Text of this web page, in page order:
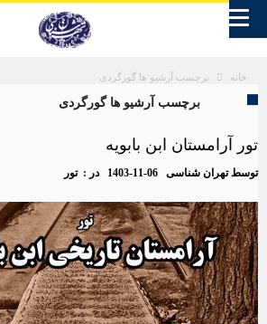
خانه برچسب آرشیو ها گورگردی
برچسب آرشیو ها گورگردی
تور آرامستان ابن بابویه
توسطتهران شناسی 1403-11-06 در :تور